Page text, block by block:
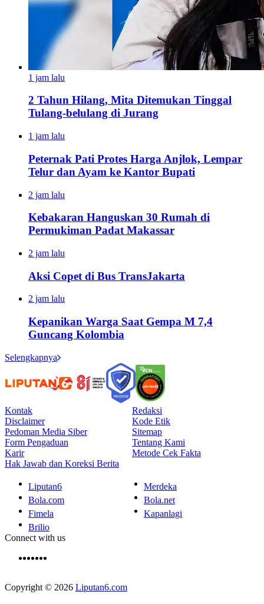
1 jam lalu
2 Tahun Hilang, Mita Ditemukan Tinggal
Tulang-belulang di Jurang
1 jam lalu
Peternak Pati Protes Harga Anjlok, Lempar
Telur dan Ayam ke Kantor Bupati
2 jam lalu
Kebakaran Hanguskan 30 Rumah di
Permukiman Padat Makassar
2 jam lalu
Aksi Copet di Bus TransJakarta
2 jam lalu
Kepanikan Warga Saat Gempa M 7,4
Guncang Kolombia
Selengkapnya
Kontak
Redaksi
Disclaimer
Kode Etik
Pedoman Media Siber
Sitemap
Form Pengaduan
Tentang Kami
Karir
Metode Cek Fakta
Hak Jawab dan Koreksi Berita
Liputan6
Merdeka
Bola.com
Bola.net
Fimela
Kapanlagi
Brilio
Connect with us
Copyright © 2026 Liputan6.com